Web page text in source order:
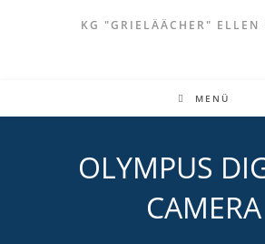
KG "GRIELÄÄCHER" ELLEN
MENÜ
OLYMPUS
CAMERA